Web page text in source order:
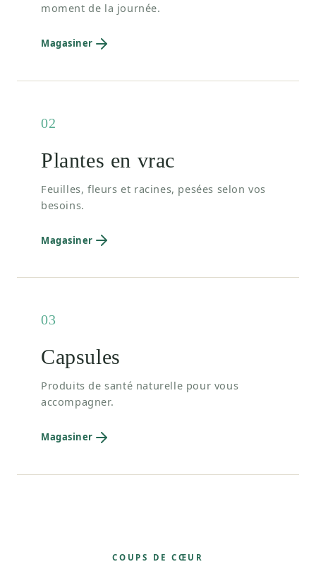
moment de la journée.
Magasiner
02
Plantes en vrac
Feuilles, fleurs et racines, pesées selon vos
besoins.
Magasiner
03
Capsules
Produits de santé naturelle pour vous
accompagner.
Magasiner
COUPS DE CŒUR